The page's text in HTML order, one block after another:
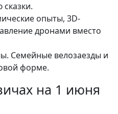
опыты, 3D-
дронами вместо
Семейные велозаезды и
форме.
на 1 июня